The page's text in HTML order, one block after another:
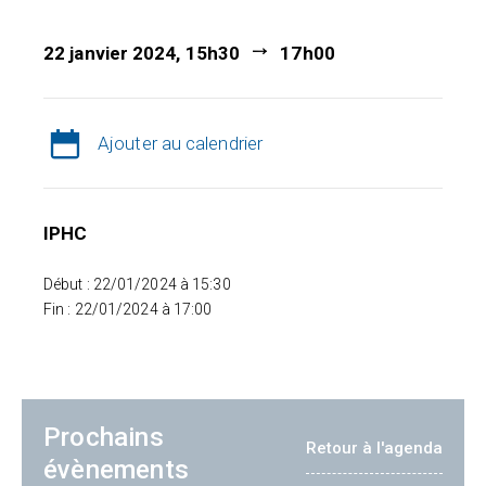
22 janvier 2024, 15h30 17h00
Ajouter au calendrier
IPHC
Début : 22/01/2024 à 15:30
Fin : 22/01/2024 à 17:00
Prochains
évènements
Retour à l'agenda